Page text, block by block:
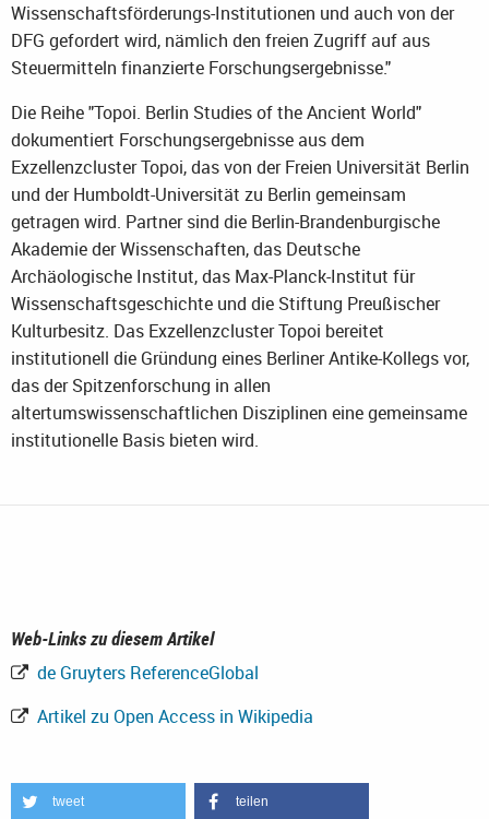
Wissenschaftsförderungs-Institutionen und auch von der
DFG gefordert wird, nämlich den freien Zugriff auf aus
Steuermitteln finanzierte Forschungsergebnisse."
Die Reihe "Topoi. Berlin Studies of the Ancient World"
dokumentiert Forschungsergebnisse aus dem
Exzellenzcluster Topoi, das von der Freien Universität Berlin
und der Humboldt-Universität zu Berlin gemeinsam
getragen wird. Partner sind die Berlin-Brandenburgische
Akademie der Wissenschaften, das Deutsche
Archäologische Institut, das Max-Planck-Institut für
Wissenschaftsgeschichte und die Stiftung Preußischer
Kulturbesitz. Das Exzellenzcluster Topoi bereitet
institutionell die Gründung eines Berliner Antike-Kollegs vor,
das der Spitzenforschung in allen
altertumswissenschaftlichen Disziplinen eine gemeinsame
institutionelle Basis bieten wird.
Web-Links zu diesem Artikel
de Gruyters ReferenceGlobal
Artikel zu Open Access in Wikipedia
tweet teilen